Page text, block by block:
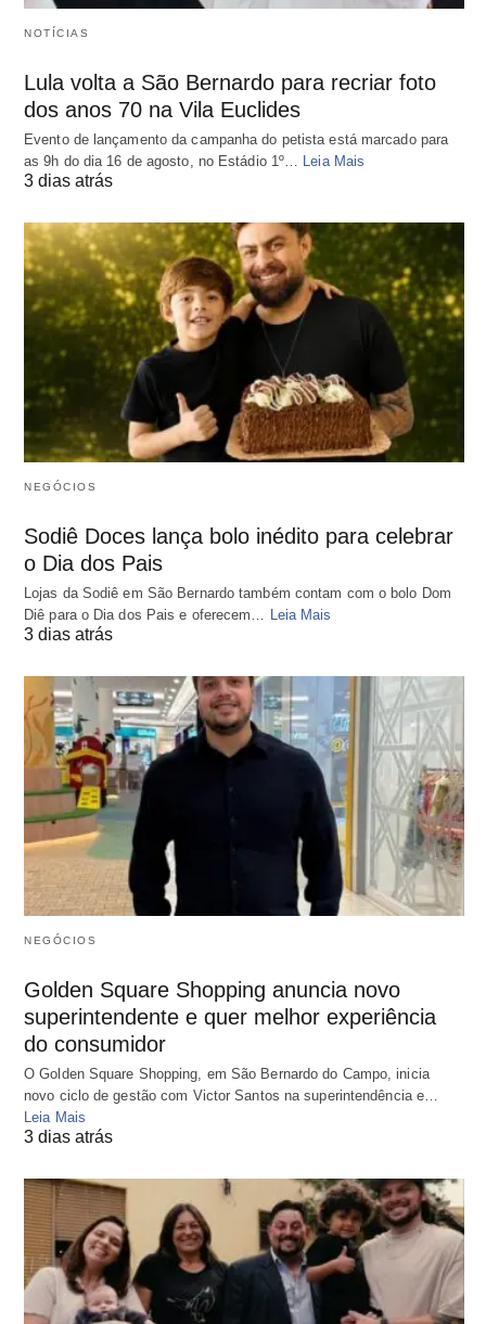
NOTÍCIAS
Lula volta a São Bernardo para recriar foto
dos anos 70 na Vila Euclides
Evento de lançamento da campanha do petista está marcado para
as 9h do dia 16 de agosto, no Estádio 1º… Leia Mais
3 dias atrás
NEGÓCIOS
Sodiê Doces lança bolo inédito para celebrar
o Dia dos Pais
Lojas da Sodiê em São Bernardo também contam com o bolo Dom
Diê para o Dia dos Pais e oferecem… Leia Mais
3 dias atrás
NEGÓCIOS
Golden Square Shopping anuncia novo
superintendente e quer melhor experiência
do consumidor
O Golden Square Shopping, em São Bernardo do Campo, inicia
novo ciclo de gestão com Victor Santos na superintendência e…
Leia Mais
3 dias atrás